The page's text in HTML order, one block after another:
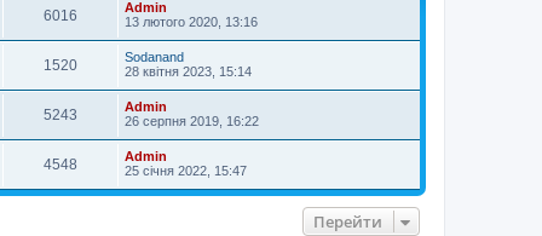
6016
Admin
13 лютого 2020, 13:16
1520
Sodanand
28 квітня 2023, 15:14
5243
Admin
26 серпня 2019, 16:22
4548
Admin
25 січня 2022, 15:47
Перейти